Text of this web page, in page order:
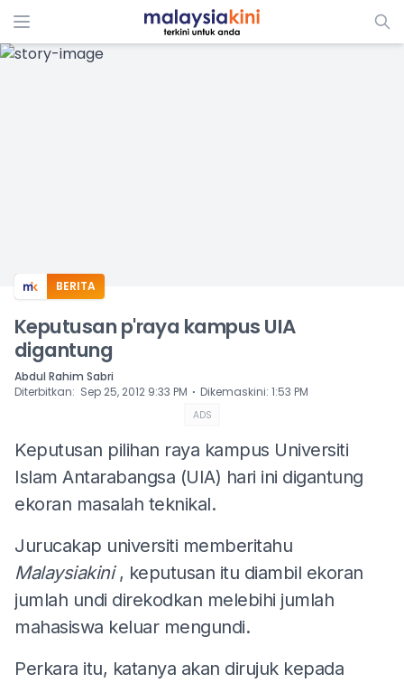
ADS
BERITA
Keputusan p'raya kampus UIA
digantung
Abdul Rahim Sabri
Diterbitkan: Sep 25, 2012 9:33 PM ⋅ Dikemaskini: 1:53 PM
ADS
Keputusan pilihan raya kampus Universiti
Islam Antarabangsa (UIA) hari ini digantung
ekoran masalah teknikal.
Jurucakap universiti memberitahu
Malaysiakini , keputusan itu diambil ekoran
jumlah undi direkodkan melebihi jumlah
mahasiswa keluar mengundi.
Perkara itu, katanya akan dirujuk kepada